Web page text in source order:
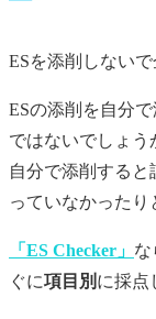
ESを添削しない
ESの添削を自分
ではないでしょう
自分で添削する
っていなかったり
「ES Checker」 な
ぐに項目別 に採点